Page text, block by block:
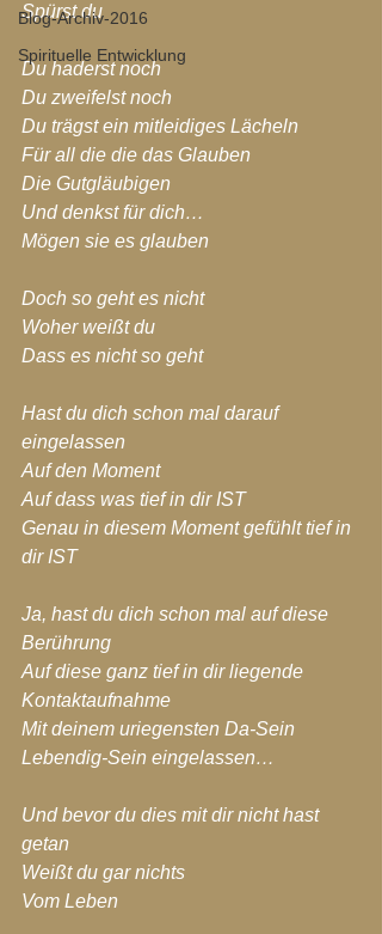
Blog-Archiv-2016
Spirituelle Entwicklung
Spürst du
Du haderst noch
Du zweifelst noch
Du trägst ein mitleidiges Lächeln
Für all die die das Glauben
Die Gutgläubigen
Und denkst für dich…
Mögen sie es glauben
Doch so geht es nicht
Woher weißt du
Dass es nicht so geht
Hast du dich schon mal darauf
eingelassen
Auf den Moment
Auf dass was tief in dir IST
Genau in diesem Moment gefühlt tief in
dir IST
Ja, hast du dich schon mal auf diese
Berührung
Auf diese ganz tief in dir liegende
Kontaktaufnahme
Mit deinem uriegensten Da-Sein
Lebendig-Sein eingelassen…
Und bevor du dies mit dir nicht hast
getan
Weißt du gar nichts
Vom Leben